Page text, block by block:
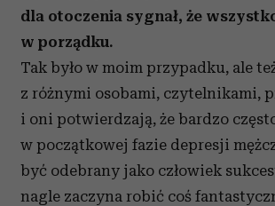
dla otoczenia sygnał, że
w porządku.
Tak było w moim przypadku, ale
z różnymi osobami, czytelnikami,
i oni potwierdzają, że bardzo
w początkowej fazie depresji
być odebrany jako człowiek
nagle zaczyna robić coś